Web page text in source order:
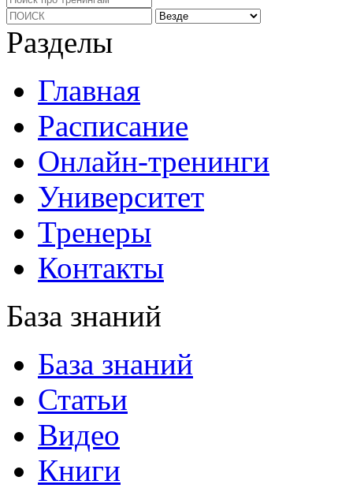
Разделы
Главная
Расписание
Онлайн-тренинги
Университет
Тренеры
Контакты
База знаний
База знаний
Статьи
Видео
Книги